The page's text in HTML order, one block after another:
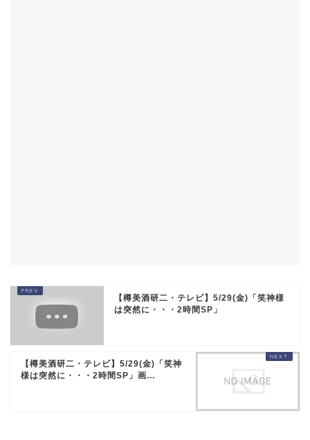
【樽美酒研二・テレビ】5/29(金)「笑神様
は突然に・・・2時間SP」
【樽美酒研二・テレビ】5/29(金)「笑神
様は突然に・・・2時間SP」画...